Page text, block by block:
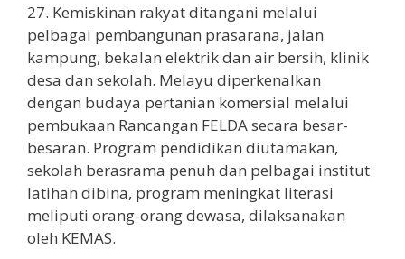
27. Kemiskinan rakyat ditangani melalui
pelbagai pembangunan prasarana, jalan
kampung, bekalan elektrik dan air bersih, klinik
desa dan sekolah. Melayu diperkenalkan
dengan budaya pertanian komersial melalui
pembukaan Rancangan FELDA secara besar-
besaran. Program pendidikan diutamakan,
sekolah berasrama penuh dan pelbagai institut
latihan dibina, program meningkat literasi
meliputi orang-orang dewasa, dilaksanakan
oleh KEMAS.